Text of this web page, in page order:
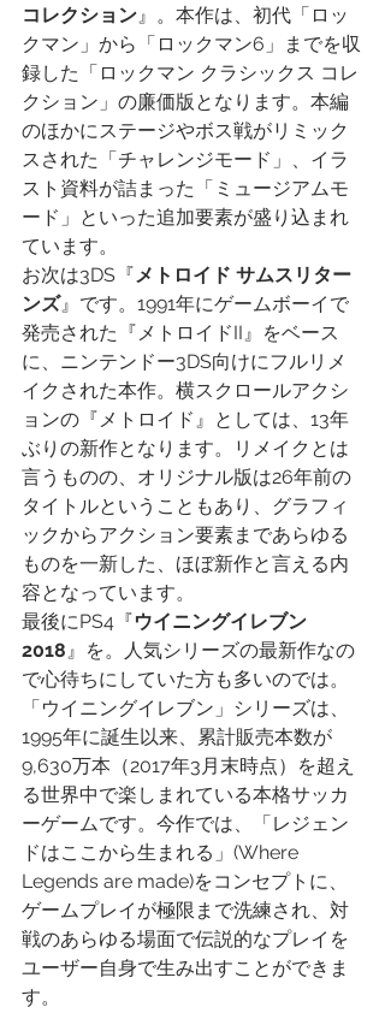
コレクション』。本作は、初代「ロッ
クマン」から「ロックマン6」までを収
録した「ロックマン クラシックス コレ
クション」の廉価版となります。本編
のほかにステージやボス戦がリミック
スされた「チャレンジモード」、イラ
スト資料が詰まった「ミュージアムモ
ード」といった追加要素が盛り込まれ
ています。
お次は3DS『メトロイド サムスリター
ンズ』です。1991年にゲームボーイで
発売された『メトロイドII』をベース
に、ニンテンドー3DS向けにフルリメ
イクされた本作。横スクロールアクシ
ョンの『メトロイド』としては、13年
ぶりの新作となります。リメイクとは
言うものの、オリジナル版は26年前の
タイトルということもあり、グラフィ
ックからアクション要素まであらゆる
ものを一新した、ほぼ新作と言える内
容となっています。
最後にPS4『ウイニングイレブン
2018』を。人気シリーズの最新作なの
で心待ちにしていた方も多いのでは。
「ウイニングイレブン」シリーズは、
1995年に誕生以来、累計販売本数が
9,630万本（2017年3月末時点）を超え
る世界中で楽しまれている本格サッカ
ーゲームです。今作では、「レジェン
ドはここから生まれる」(Where
Legends are made)をコンセプトに、
ゲームプレイが極限まで洗練され、対
戦のあらゆる場面で伝説的なプレイを
ユーザー自身で生み出すことができま
す。